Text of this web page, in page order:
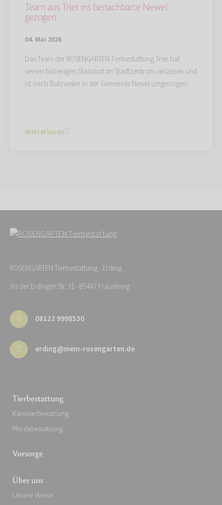
Team aus Trier ins benachbarte Newel
gezogen
04. Mai 2026
Das Team der ROSENGARTEN-Tierbestattung Trier hat
seinen bisherigen Standort im Stadtzentrum verlassen und
ist nach Butzweiler in der Gemeinde Newel umgezogen.
Weiterlesen
ROSENGARTEN-Tierbestattung - Erding
An der Erdinger Str. 31 · 85447 Fraunberg
08122 9998530
erding@mein-rosengarten.de
Tierbestattung
Kleintierbestattung
Pferdebestattung
Vorsorge
Über uns
Unsere Werte